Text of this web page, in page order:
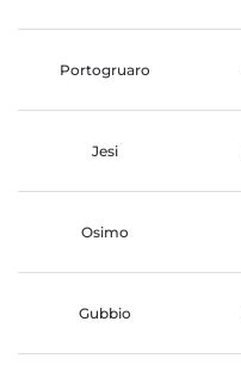
Portogruaro
Jesi
Osimo
Gubbio